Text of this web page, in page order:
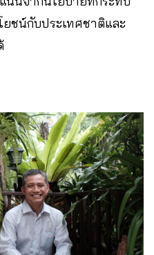
ยชน์กับประเทศชาติและ